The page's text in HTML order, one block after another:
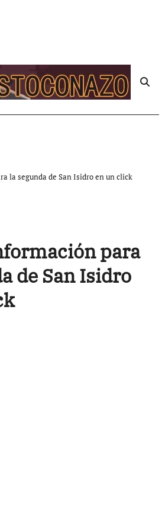
la segunda de San Isidro en un click
para
de San Isidro